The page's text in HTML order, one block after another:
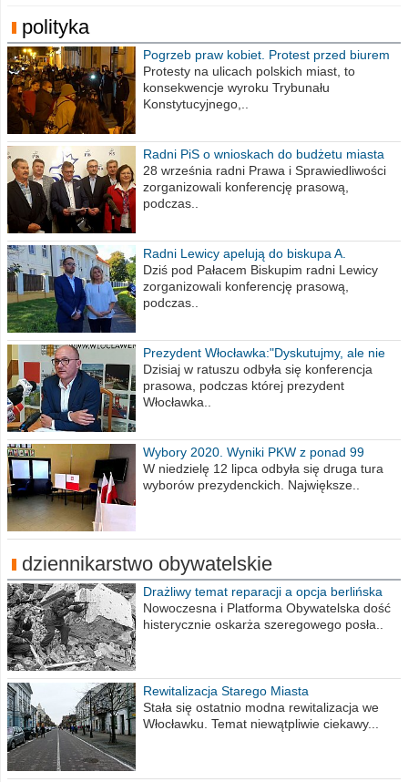
polityka
Pogrzeb praw kobiet. Protest przed biurem
poselskim PiS
Protesty na ulicach polskich miast, to
konsekwencje wyroku Trybunału
Konstytucyjnego,..
Radni PiS o wnioskach do budżetu miasta
na 2021 rok
28 września radni Prawa i Sprawiedliwości
zorganizowali konferencję prasową,
podczas..
Radni Lewicy apelują do biskupa A.
Wiesława Meringa
Dziś pod Pałacem Biskupim radni Lewicy
zorganizowali konferencję prasową,
podczas..
Prezydent Włocławka:"Dyskutujmy, ale nie
obrażajmy się”
Dzisiaj w ratuszu odbyła się konferencja
prasowa, podczas której prezydent
Włocławka..
Wybory 2020. Wyniki PKW z ponad 99
procent obwodów
W niedzielę 12 lipca odbyła się druga tura
wyborów prezydenckich. Największe..
dziennikarstwo obywatelskie
Drażliwy temat reparacji a opcja berlińska
Nowoczesna i Platforma Obywatelska dość
histerycznie oskarża szeregowego posła..
Rewitalizacja Starego Miasta
Stała się ostatnio modna rewitalizacja we
Włocławku. Temat niewątpliwie ciekawy...